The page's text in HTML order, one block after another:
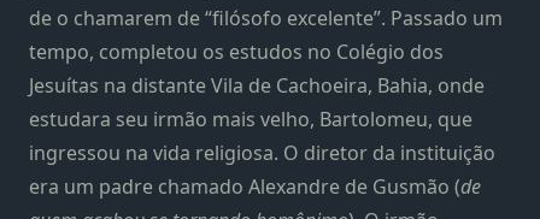
de o chamarem de “filósofo excelente”. Passado um
tempo, completou os estudos no Colégio dos
Jesuítas na distante Vila de Cachoeira, Bahia, onde
estudara seu irmão mais velho, Bartolomeu, que
ingressou na vida religiosa. O diretor da instituição
era um padre chamado Alexandre de Gusmão (de